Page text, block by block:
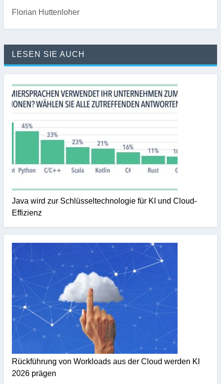
Florian Huttenloher
LESEN SIE AUCH
Java wird zur Schlüsseltechnologie für KI und Cloud-
Effizienz
Rückführung von Workloads aus der Cloud werden KI
2026 prägen